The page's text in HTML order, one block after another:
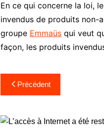
En ce qui concerne la loi,
invendus de produits non-
groupe Emmaüs qui veut
façon, les produits
Navigation
de
l’article
Précédent